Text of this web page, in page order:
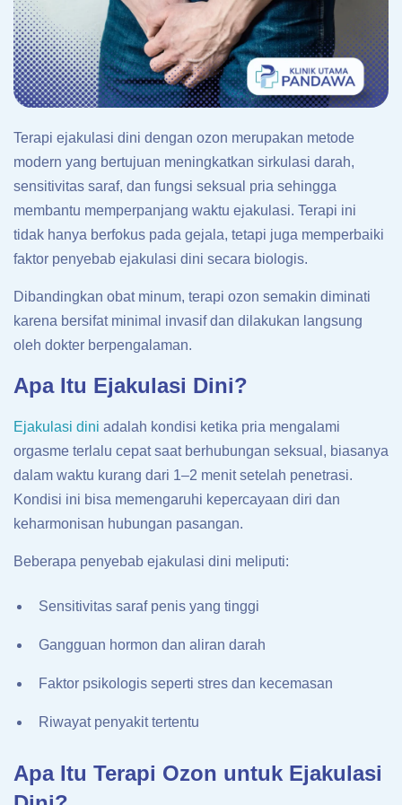
Terapi ejakulasi dini dengan ozon merupakan metode
modern yang bertujuan meningkatkan sirkulasi darah,
sensitivitas saraf, dan fungsi seksual pria sehingga
membantu memperpanjang waktu ejakulasi. Terapi ini
tidak hanya berfokus pada gejala, tetapi juga memperbaiki
faktor penyebab ejakulasi dini secara biologis.
Dibandingkan obat minum, terapi ozon semakin diminati
karena bersifat minimal invasif dan dilakukan langsung
oleh dokter berpengalaman.
Apa Itu Ejakulasi Dini?
Ejakulasi dini adalah kondisi ketika pria mengalami
orgasme terlalu cepat saat berhubungan seksual, biasanya
dalam waktu kurang dari 1–2 menit setelah penetrasi.
Kondisi ini bisa memengaruhi kepercayaan diri dan
keharmonisan hubungan pasangan.
Beberapa penyebab ejakulasi dini meliputi:
Sensitivitas saraf penis yang tinggi
Gangguan hormon dan aliran darah
Faktor psikologis seperti stres dan kecemasan
Riwayat penyakit tertentu
Apa Itu Terapi Ozon untuk Ejakulasi